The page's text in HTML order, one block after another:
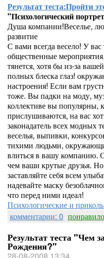
Результат теста:Пройти
"Психологический
Душа компании!Веселье,
развитие
С вами всегда весело! У
общественные
тянется, хотя бы из-за
полных блеска глаз!
настроения! Если вам
тоже. Вы падки на моду,
коллективе вы
прислушиваются, на вас
законадатель всех
веселья, выпивки,
тихими людьми,
влиться в вашу компанию.
чем ваши крутые друзья.
заставляйте себя всем
надевайте маску
что перед ними идеал!
Психологические и
комментарии: 0
Результат теста "Чем
Рождения?"